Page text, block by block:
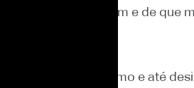
áreas se relacionam e de que
varejo, urbanismo e até